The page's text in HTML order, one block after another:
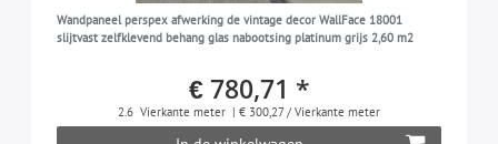
Wandpaneel perspex afwerking de vintage decor WallFace 18001
slijtvast zelfklevend behang glas nabootsing platinum grijs 2,60 m2
€ 780,71 *
2.6 Vierkante meter | € 300,27 / Vierkante meter